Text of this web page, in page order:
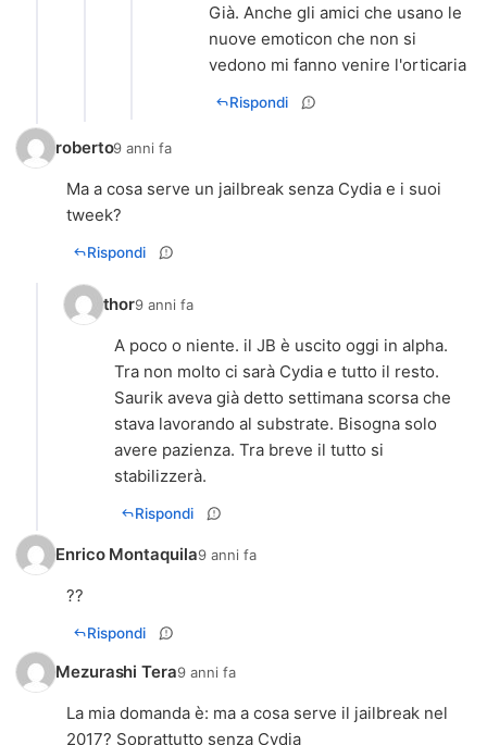
Già. Anche gli amici che usano le
nuove emoticon che non si
vedono mi fanno venire l'orticaria
Rispondi
roberto9 anni fa
Ma a cosa serve un jailbreak senza Cydia e i suoi
tweek?
Rispondi
thor9 anni fa
A poco o niente. il JB è uscito oggi in alpha.
Tra non molto ci sarà Cydia e tutto il resto.
Saurik aveva già detto settimana scorsa che
stava lavorando al substrate. Bisogna solo
avere pazienza. Tra breve il tutto si
stabilizzerà.
Rispondi
Enrico Montaquila9 anni fa
??
Rispondi
Mezurashi Tera9 anni fa
La mia domanda è: ma a cosa serve il jailbreak nel
2017? Soprattutto senza Cydia